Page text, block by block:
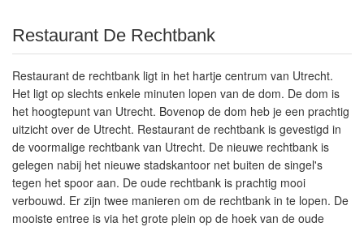
Restaurant De Rechtbank
Restaurant de rechtbank ligt in het hartje centrum van Utrecht.
Het ligt op slechts enkele minuten lopen van de dom. De dom is
het hoogtepunt van Utrecht. Bovenop de dom heb je een prachtig
uitzicht over de Utrecht. Restaurant de rechtbank is gevestigd in
de voormalige rechtbank van Utrecht. De nieuwe rechtbank is
gelegen nabij het nieuwe stadskantoor net buiten de singel's
tegen het spoor aan. De oude rechtbank is prachtig mooi
verbouwd. Er zijn twee manieren om de rechtbank in te lopen. De
mooiste entree is via het grote plein op de hoek van de oude